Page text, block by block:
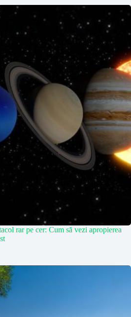
rar pe cer: Cum să vezi apropierea